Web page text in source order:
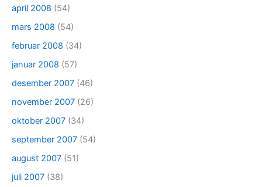
april 2008 (54)
mars 2008 (54)
februar 2008 (34)
januar 2008 (57)
desember 2007 (46)
november 2007 (26)
oktober 2007 (34)
september 2007 (54)
august 2007 (51)
juli 2007 (38)